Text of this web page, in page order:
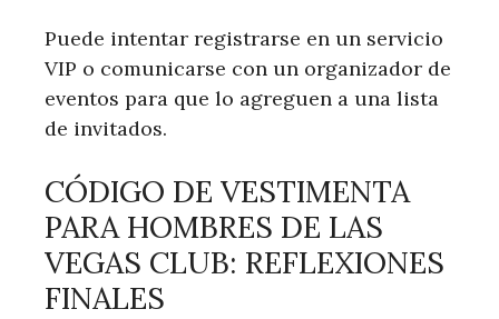
Puede intentar registrarse en un servicio
VIP o comunicarse con un organizador de
eventos para que lo agreguen a una lista
de invitados.
CÓDIGO DE VESTIMENTA
PARA HOMBRES DE LAS
VEGAS CLUB: REFLEXIONES
FINALES